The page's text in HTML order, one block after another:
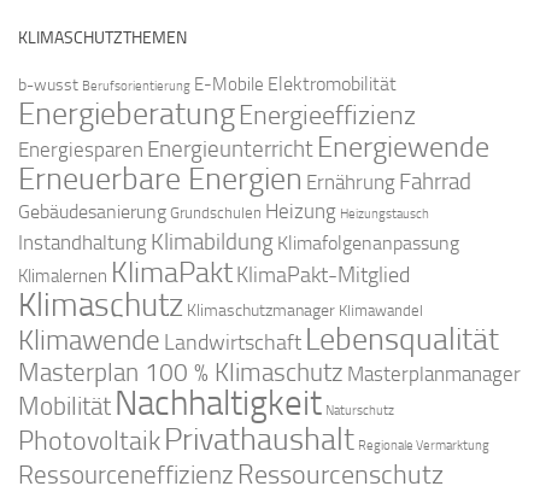
KLIMASCHUTZTHEMEN
b-wusst Berufsorientierung E-Mobile Elektromobilität
EnergieberatungEnergieeffizienz
Energiesparen Energieunterricht Energiewende
Erneuerbare Energien Ernährung Fahrrad
Gebäudesanierung Grundschulen Heizung Heizungstausch
Instandhaltung Klimabildung Klimafolgenanpassung
Klimalernen KlimaPaktKlimaPakt-Mitglied
Klimaschutz Klimaschutzmanager Klimawandel
Klimawende Landwirtschaft Lebensqualität
Masterplan 100 % Klimaschutz Masterplanmanager
Mobilität Nachhaltigkeit Naturschutz
PhotovoltaikPrivathaushalt Regionale Vermarktung
Ressourceneffizienz Ressourcenschutz